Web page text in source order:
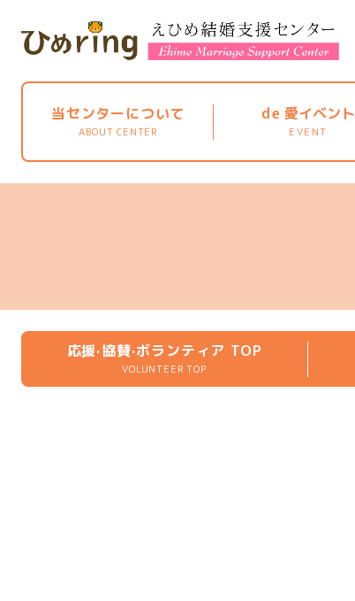
de 愛イベント
EVENT
当センターについて
ABOUT CENTER
応援·協賛·ボランティア TOP
VOLUNTEER TOP